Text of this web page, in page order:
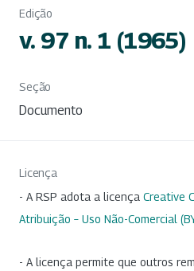
Edição
v. 97 n. 1 (1965)
Seção
Documento
Licença
- A RSP adota a licença Creative
Atribuição – Uso Não-Comercial
- A licença permite que outros